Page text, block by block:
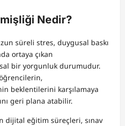
Nedir?
süreli stres, duygusal baskı
ortaya çıkan
bir yorgunluk durumudur.
beklentilerini karşılamaya
geri plana atabilir.
dijital eğitim süreçleri, sınav